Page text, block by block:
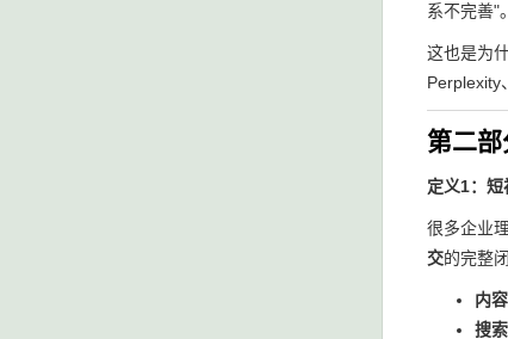
系不完善"
这也是为
Perplexity
第二部
定义1：
很多企业
交的完整闭
内
搜